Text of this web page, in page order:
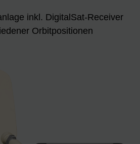
inkl. DigitalSat-Receiver
Orbitpositionen